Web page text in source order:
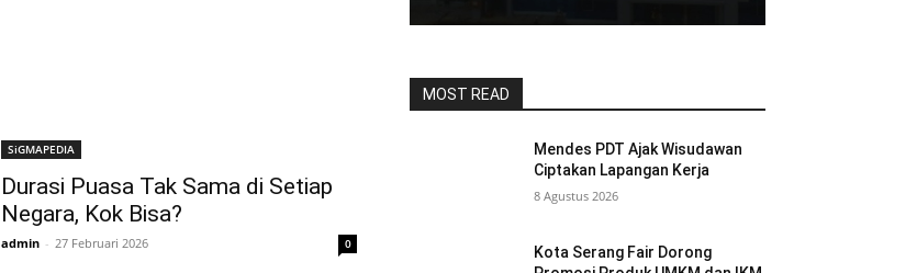
SiGMAPEDIA
Durasi Puasa Tak Sama di Setiap
Negara, Kok Bisa?
admin - 27 Februari 2026 0
MOST READ
Mendes PDT Ajak Wisudawan
Ciptakan Lapangan Kerja
8 Agustus 2026
Kota Serang Fair Dorong